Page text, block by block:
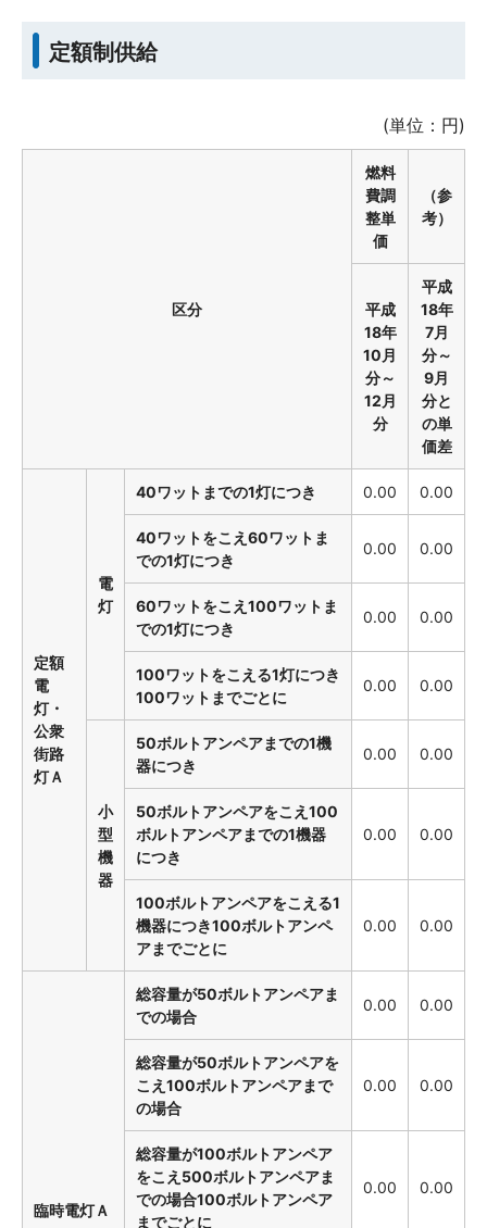
定額制供給
(単位：円)
区分
燃料
費調
整単
価
（参
考）
平成
18年
10月
分～
12月
分
平成
18年
7月
分～
9月
分と
の単
価差
定額
電
灯・
公衆
街路
灯Ａ
電
灯
40ワットまでの1灯につき 0.00 0.00
40ワットをこえ60ワットま
での1灯につき
0.00 0.00
60ワットをこえ100ワットま
での1灯につき
0.00 0.00
100ワットをこえる1灯につき
100ワットまでごとに
0.00 0.00
小
型
機
器
50ボルトアンペアまでの1機
器につき
0.00 0.00
50ボルトアンペアをこえ100
ボルトアンペアまでの1機器
につき
0.00 0.00
100ボルトアンペアをこえる1
機器につき100ボルトアンペ
アまでごとに
0.00 0.00
臨時電灯Ａ
総容量が50ボルトアンペアま
での場合
0.00 0.00
総容量が50ボルトアンペアを
こえ100ボルトアンペアまで
の場合
0.00 0.00
総容量が100ボルトアンペア
をこえ500ボルトアンペアま
での場合100ボルトアンペア
までごとに
0.00 0.00